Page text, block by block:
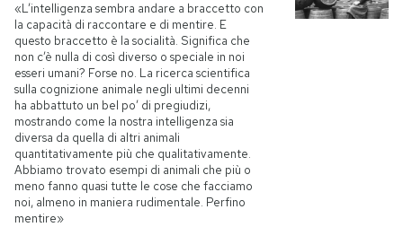
Tecnologia
Internet
Scienza
Cultura
Economia
Sport
Storie/Idee
Media
Europa
PODCAST
«L’intelligenza sembra andare a braccetto con
la capacità di raccontare e di mentire. E
questo braccetto è la socialità. Significa che
non c’è nulla di così diverso o speciale in noi
esseri umani? Forse no. La ricerca scientifica
sulla cognizione animale negli ultimi decenni
ha abbattuto un bel po’ di pregiudizi,
mostrando come la nostra intelligenza sia
diversa da quella di altri animali
quantitativamente più che qualitativamente.
Abbiamo trovato esempi di animali che più o
meno fanno quasi tutte le cose che facciamo
noi, almeno in maniera rudimentale. Perfino
mentire»